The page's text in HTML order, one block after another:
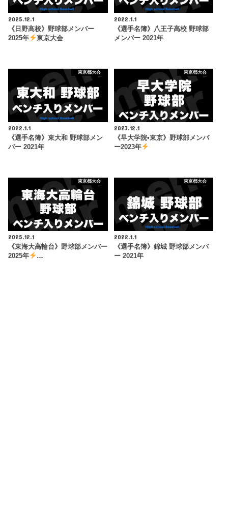
2025.12.1
《日野高校》野球部メンバー
2025年
東京大会
2022.1.1
《選手名簿》八王子高校 野球部
メンバー 2021年
東京都大会
2022.1.1
《選手名簿》東大和 野球部メン
バー 2021年
東京都大会
2023.12.1
《早大学院•東京》野球部メンバ
ー2023年
東京都大会
2025.12.1
《東海大高輪台》野球部メンバー
2025年
…
東京都大会
2022.1.1
《選手名簿》錦城 野球部メンバ
ー 2021年